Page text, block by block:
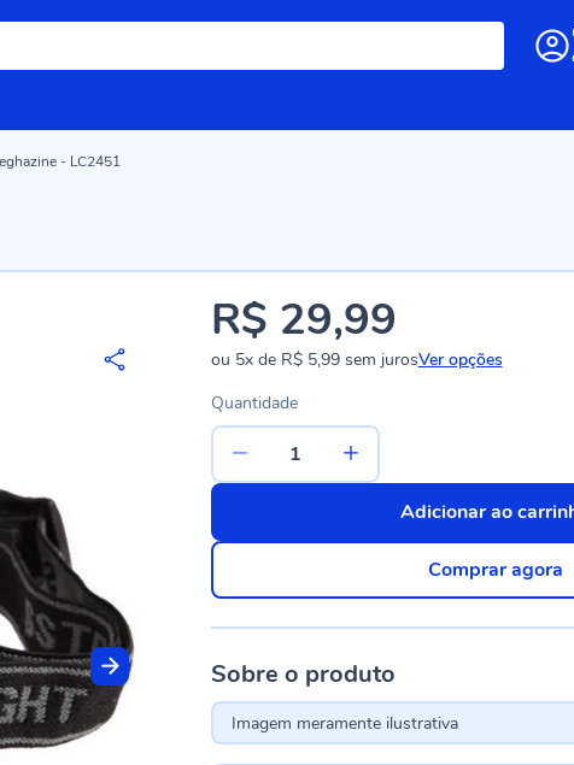
- LC2451
R$ 29,99
ou 5xde R$ 5,99sem jurosVer opções
Quantidade
Adicionar ao
Comprar agora
Sobre o produto
Imagem meramente ilustrativa